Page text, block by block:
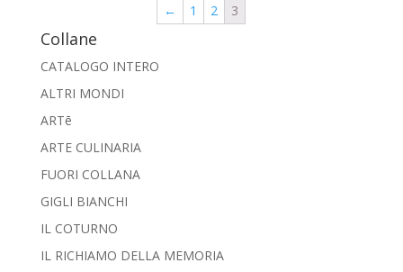
← 1 2 3
Collane
CATALOGO INTERO
ALTRI MONDI
ARTē
ARTE CULINARIA
FUORI COLLANA
GIGLI BIANCHI
IL COTURNO
IL RICHIAMO DELLA MEMORIA